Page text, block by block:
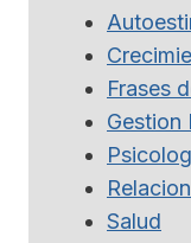
Frases
Gestion
Salud